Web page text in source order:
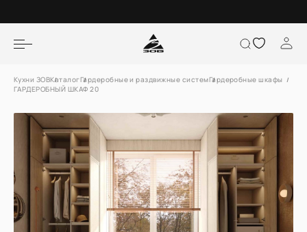
Кухни ЗОВКаталогГардеробные и раздвижные системГардеробные шкафы
ГАРДЕРОБНЫЙ ШКАФ 20